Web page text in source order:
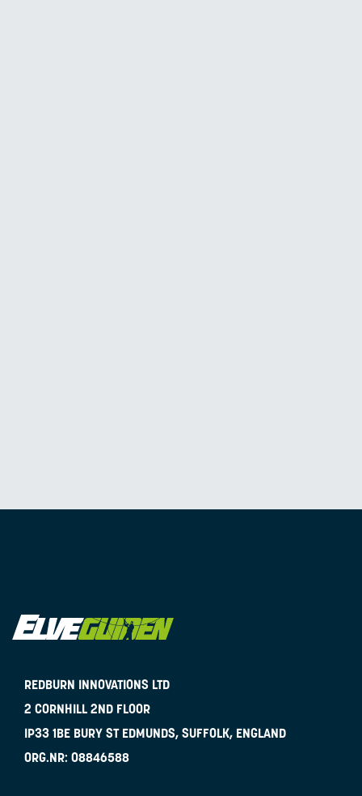
REDBURN INNOVATIONS LTD
2 CORNHILL 2ND FLOOR
IP33 1BE BURY ST EDMUNDS, SUFFOLK, ENGLAND
ORG.NR: 08846588